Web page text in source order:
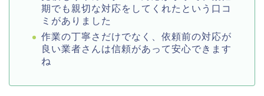
期でも親切な対応をしてくれたという口コ
ミがありました
作業の丁寧さだけでなく、依頼前の対応が
良い業者さんは信頼があって安心できます
ね